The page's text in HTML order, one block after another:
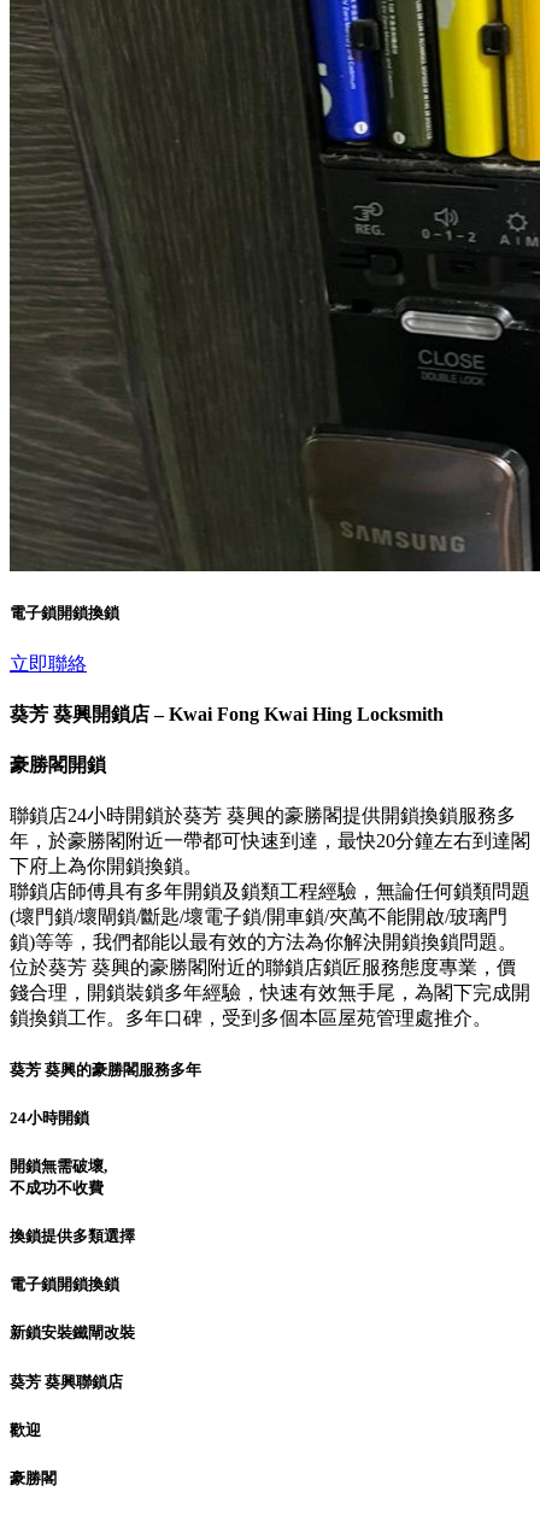
電子鎖開鎖換鎖
立即聯絡
葵芳 葵興開鎖店 – Kwai Fong Kwai Hing Locksmith
豪勝閣開鎖
聯鎖店24小時開鎖於葵芳 葵興的豪勝閣提供開鎖換鎖服務多
年，於豪勝閣附近一帶都可快速到達，最快20分鐘左右到達閣
下府上為你開鎖換鎖。
聯鎖店師傅具有多年開鎖及鎖類工程經驗，無論任何鎖類問題
(壞門鎖/壞閘鎖/斷匙/壞電子鎖/開車鎖/夾萬不能開啟/玻璃門
鎖)等等，我們都能以最有效的方法為你解決開鎖換鎖問題。
位於葵芳 葵興的豪勝閣附近的聯鎖店鎖匠服務態度專業，價
錢合理，開鎖裝鎖多年經驗，快速有效無手尾，為閣下完成開
鎖換鎖工作。多年口碑，受到多個本區屋苑管理處推介。
葵芳 葵興的豪勝閣服務多年
24小時開鎖
開鎖無需破壞,
不成功不收費
換鎖提供多類選擇
電子鎖開鎖換鎖
新鎖安裝鐵閘改裝
葵芳 葵興聯鎖店
歡迎
豪勝閣